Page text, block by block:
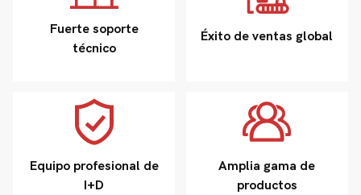
Fuerte soporte
técnico
Éxito de ventas global
Equipo profesional de
I+D
Amplia gama de
productos